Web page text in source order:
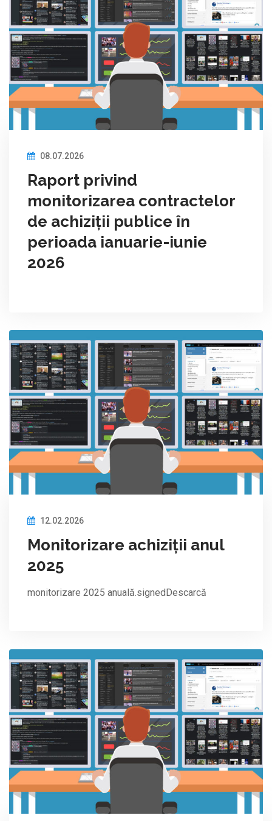
08.07.2026
Raport privind
monitorizarea contractelor
de achiziții publice în
perioada ianuarie-iunie
2026
12.02.2026
Monitorizare achiziții anul
2025
monitorizare 2025 anuală.signedDescarcă